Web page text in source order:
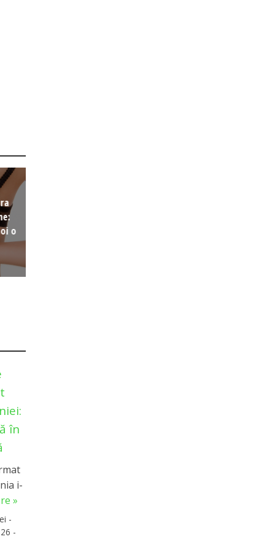
o
în
i-
»
-
-